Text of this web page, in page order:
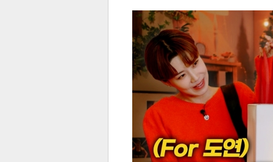
로그 즐겨찾기
많이 본 뉴스 최신 뉴스 연예